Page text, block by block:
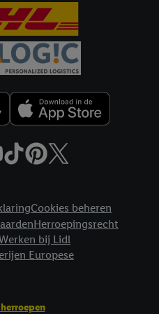
Cookies beheren
Herroepingsrecht
bij Lidl
Europese
Meer informatie,
de gegevens en je recht om
moment in te trekken, vind je
de impressum voor de Lidl
informatie over de cookies die